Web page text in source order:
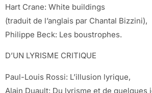
Hart Crane: White buildings
(traduit de l’anglais par Chantal Bizzini),
Philippe Beck: Les boustrophes.
D’UN LYRISME CRITIQUE
Paul-Louis Rossi: L’illusion lyrique,
Alain Duault: Du lyrisme et de quelques